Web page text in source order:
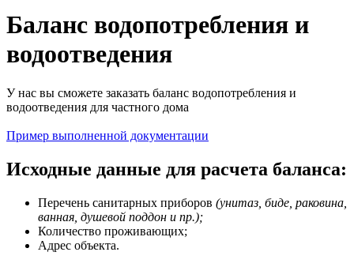
Баланс водопотребления и
водоотведения
У нас вы сможете заказать баланс водопотребления и
водоотведения для частного дома
Пример выполненной документации
Исходные данные для расчета баланса:
Перечень санитарных приборов (унитаз, биде, раковина,
ванная, душевой поддон и пр.);
Количество проживающих;
Адрес объекта.